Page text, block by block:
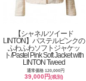
【シャネルツイード
LINTON】パステルピンクの
ふわふわソフトジャケッ
ト/Pastel Pink Soft Jacket with
LINTON Tweed
通常価格 120,000円
39,000円(税別)